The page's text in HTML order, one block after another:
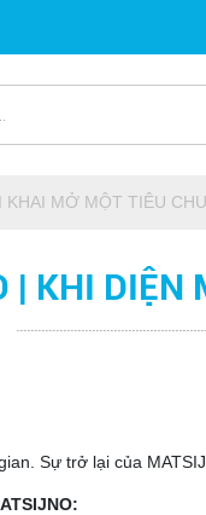
MỞ MỘT TIÊU
| KHI DIỆN
Sự trở lại của